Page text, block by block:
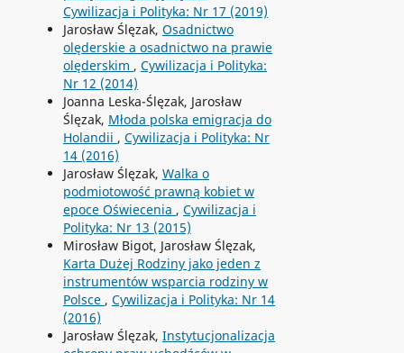
Cywilizacja i Polityka: Nr 17 (2019)
Jarosław Ślęzak, Osadnictwo
olęderskie a osadnictwo na prawie
olęderskim , Cywilizacja i Polityka:
Nr 12 (2014)
Joanna Leska-Ślęzak, Jarosław
Ślęzak, Młoda polska emigracja do
Holandii , Cywilizacja i Polityka: Nr
14 (2016)
Jarosław Ślęzak, Walka o
podmiotowość prawną kobiet w
epoce Oświecenia , Cywilizacja i
Polityka: Nr 13 (2015)
Mirosław Bigot, Jarosław Ślęzak,
Karta Dużej Rodziny jako jeden z
instrumentów wsparcia rodziny w
Polsce , Cywilizacja i Polityka: Nr 14
(2016)
Jarosław Ślęzak, Instytucjonalizacja